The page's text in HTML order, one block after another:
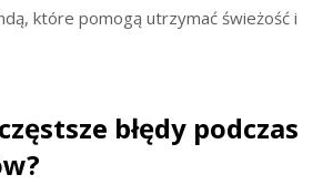
które pomogą utrzymać świeżość i
błędy podczas